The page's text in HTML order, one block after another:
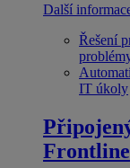
Další
Řešení
IT úkoly
Frontline